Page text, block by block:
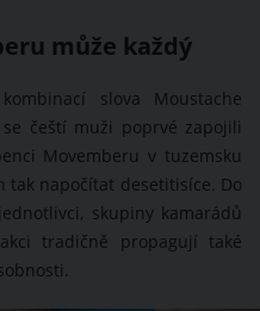
může každý
slova Moustache
čeští muži poprvé zapojili
Movemberu v tuzemsku
tak napočítat desetitisíce. Do
skupiny kamarádů
tradičně propagují také